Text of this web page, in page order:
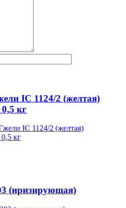
IC 1124/2 (желтая)
кг
(иризирующая)